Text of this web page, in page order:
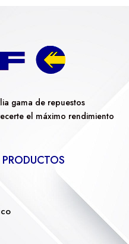
gama de repuestos
el máximo rendimiento